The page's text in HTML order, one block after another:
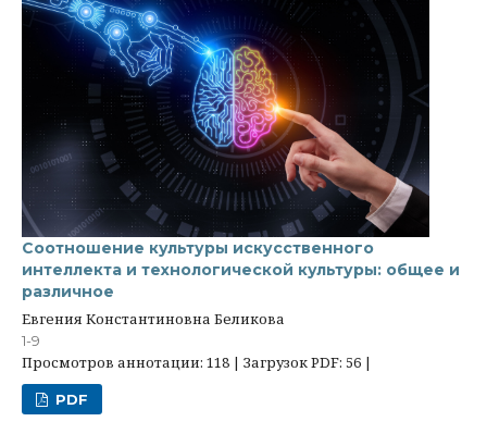
Соотношение культуры искусственного
интеллекта и технологической культуры: общее и
различное
Евгения Константиновна Беликова
1-9
Просмотров аннотации: 118 | Загрузок PDF: 56 |
PDF